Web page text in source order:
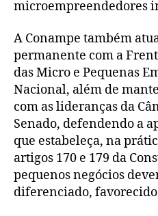
microempreendedores
A Conampe também
permanente com a
das Micro e Pequenas
Nacional, além de
com as lideranças da
Senado, defendendo a
que estabeleça, na
artigos 170 e 179 da
pequenos negócios
diferenciado,